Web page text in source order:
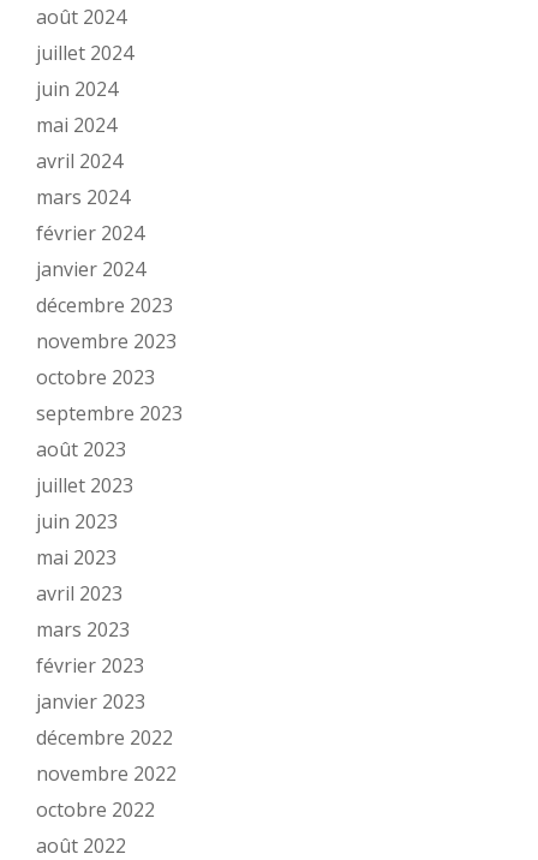
août 2024
juillet 2024
juin 2024
mai 2024
avril 2024
mars 2024
février 2024
janvier 2024
décembre 2023
novembre 2023
octobre 2023
septembre 2023
août 2023
juillet 2023
juin 2023
mai 2023
avril 2023
mars 2023
février 2023
janvier 2023
décembre 2022
novembre 2022
octobre 2022
août 2022